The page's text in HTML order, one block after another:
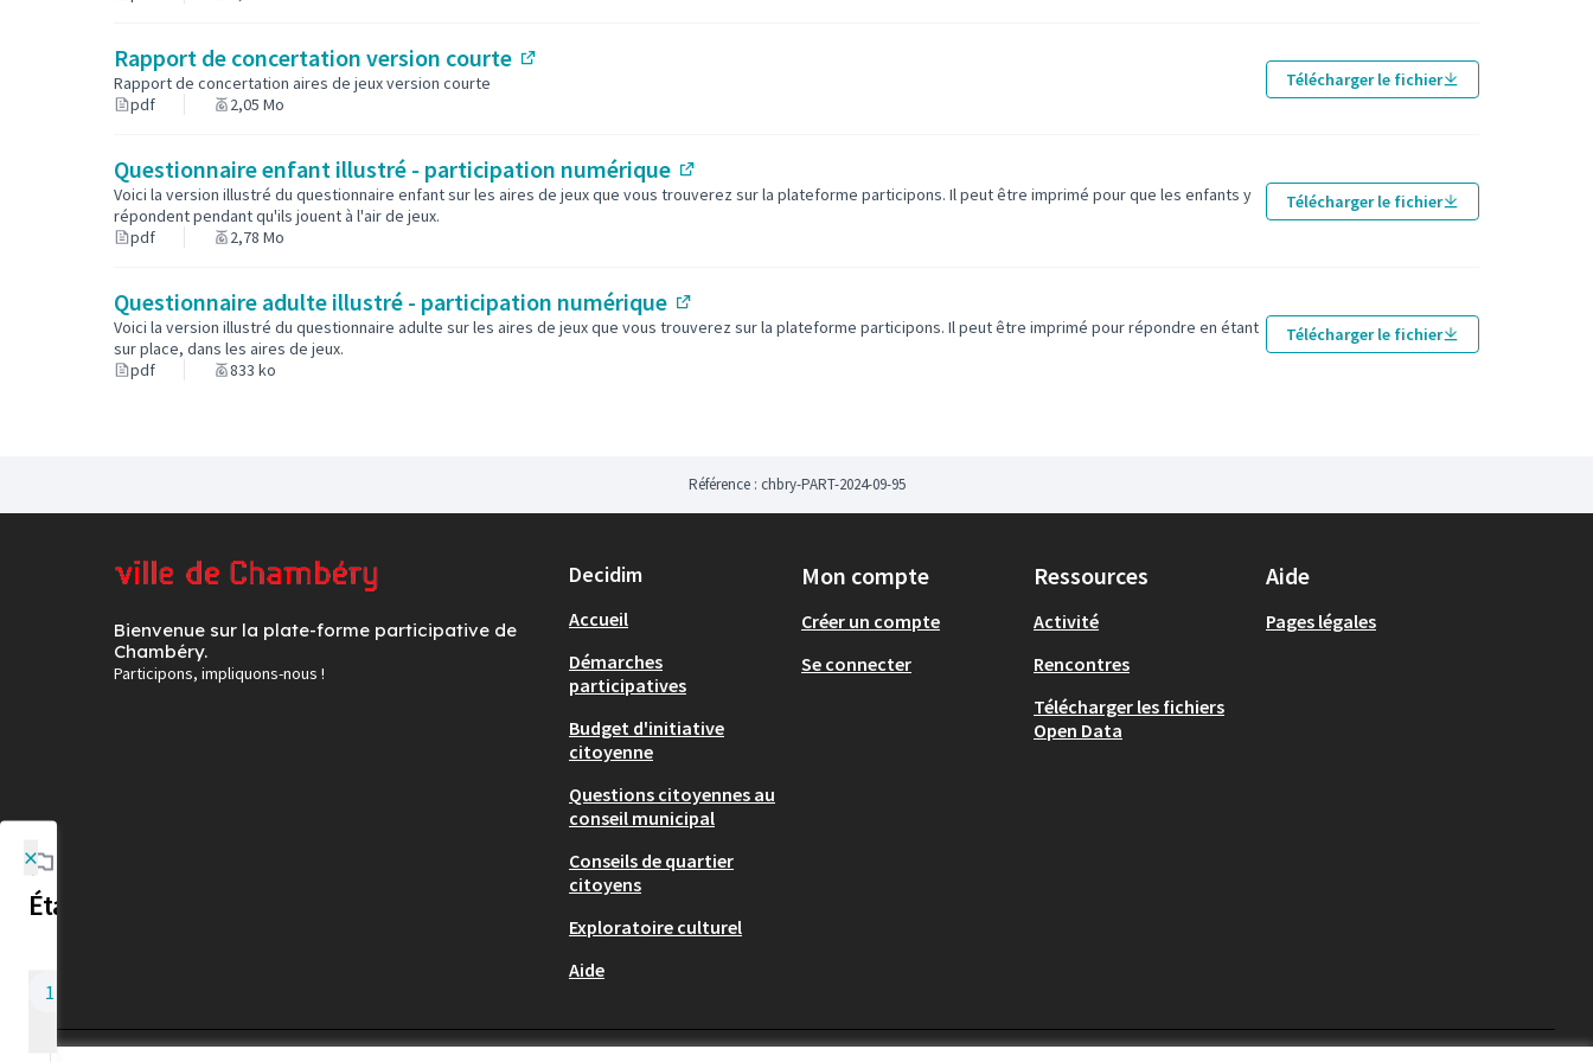
novembre 2024
❓Deux questionnaires à destination des enfants et des adultes étaient également
disponibles en ligne jusqu'au 18 octobre 2024.
ces différents temps ont été compilés dans un rapport qui permet d'identifier les
principales attentes des usagers et usagères pour les futures aires de jeux qui seront
(ré)aménagées à Chambéry.
📓Version longue du rapport de concertation
Et ci-dessous l'essentiel à retenir :
Rapport de concertation version courte
Rapport de concertation aires de jeux version courte
pdf
2,05 Mo
Télécharger le fichier
Questionnaire enfant illustré - participation numérique
(Lien externe)
Voici la version illustré du questionnaire enfant sur les aires de jeux que vous trouverez sur la plateforme participons. Il peut être imprimé pour que les enfants y
répondent pendant qu'ils jouent à l'air de jeux.
pdf
2,78 Mo
Télécharger le fichier
Questionnaire adulte illustré - participation numérique
(Lien externe)
Voici la version illustré du questionnaire adulte sur les aires de jeux que vous trouverez sur la plateforme participons. Il peut être imprimé pour répondre en étant
sur place, dans les aires de jeux.
pdf
833 ko
Télécharger le fichier
Référence : chbry-PART-2024-09-95
Bienvenue sur la plate-forme participative de
Chambéry.
Participons, impliquons-nous !
Decidim
Accueil
Démarches
participatives
Budget d'initiative
citoyenne
Questions citoyennes au
conseil municipal
Conseils de quartier
citoyens
Exploratoire culturel
Aide
Mon compte
Créer un compte
Se connecter
Ressources
Activité
Rencontres
Télécharger les fichiers
Open Data
Aide
Pages légales
×
Étapes de la démarche
1
23/09/2024 - 18/10/2024